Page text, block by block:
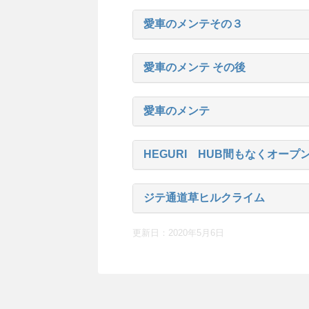
愛車のメンテその３
愛車のメンテ その後
愛車のメンテ
HEGURI HUB間もなくオープ
ジテ通道草ヒルクライム
更新日： 2020年5月6日